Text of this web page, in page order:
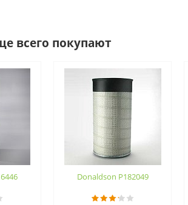
всего покупают
Donaldson P182049